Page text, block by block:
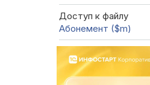
Доступ к файлу
Абонемент ($m)